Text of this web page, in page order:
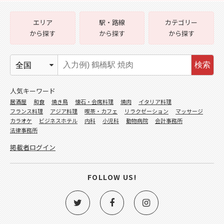
エリア
から探す
駅・路線
から探す
カテゴリー
から探す
検索
人気キーワード
居酒屋 和食 焼き鳥 懐石・会席料理 焼肉
イタリア料理
フランス料理
アジア料理 喫茶・カフェ リラクゼーション
マッサージ
カラオケ
ビジネスホテル 内科 小児科 動物病院
会計事務所
法律事務所
掲載者ログイン
FOLLOW US!